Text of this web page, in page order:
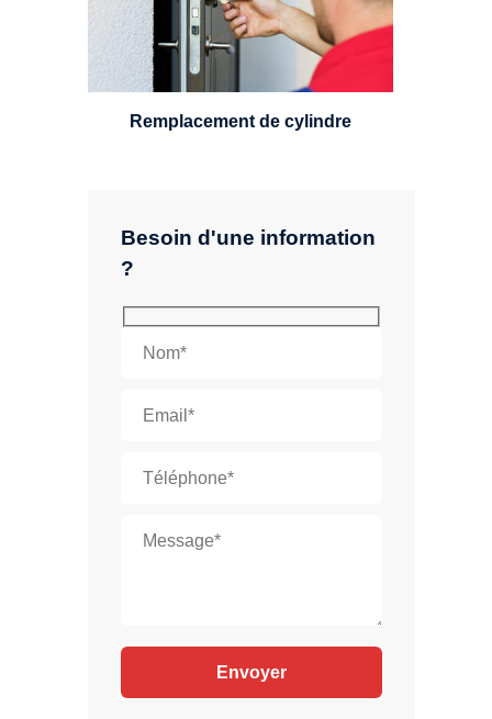
Besoin d'une information
?
standard, à 5 leviers ou à 3
leviers, Mul-T-Lock ou encore
multipoints.
Remplacement de cylindre